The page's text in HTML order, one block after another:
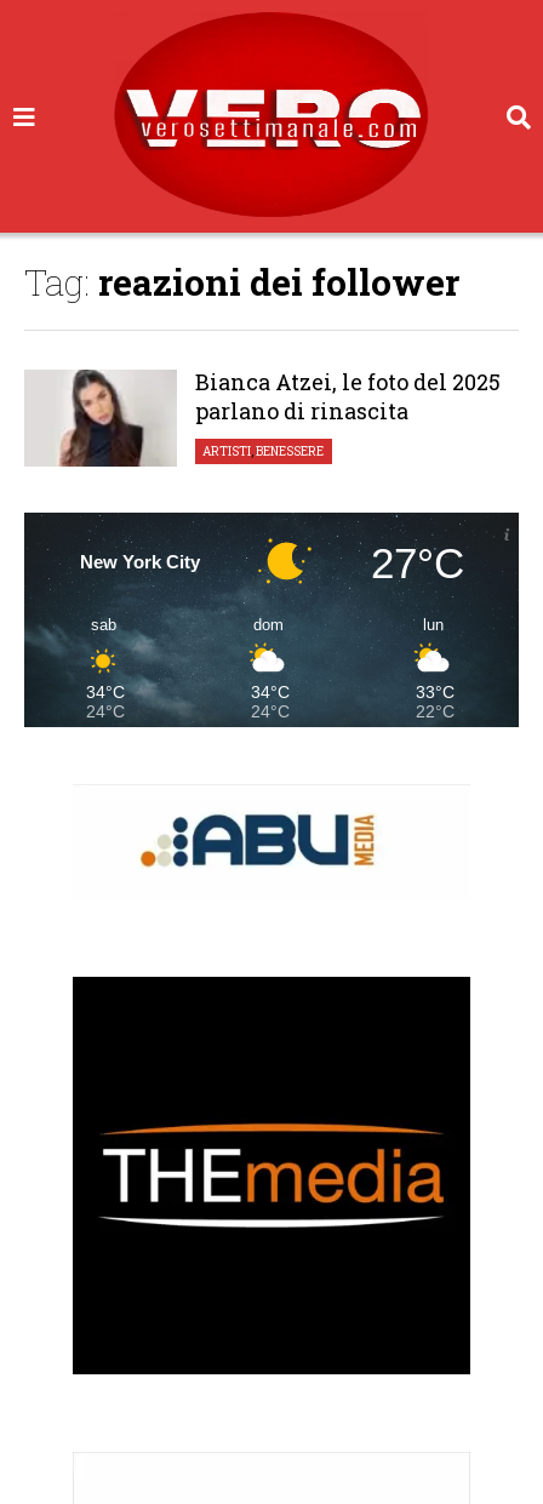
Tag: reazioni dei follower
Bianca Atzei, le foto del 2025
parlano di rinascita
ARTISTI,BENESSERE
New York City 27°C
sab
34°C
24°C
dom
34°C
24°C
lun
33°C
22°C